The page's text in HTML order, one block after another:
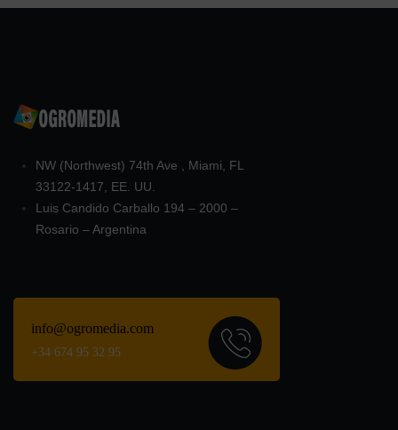
NW (Northwest) 74th Ave , Miami, FL
33122-1417, EE. UU.
Luis Candido Carballo 194 – 2000 –
Rosario – Argentina
info@ogromedia.com
+34 674 95 32 95